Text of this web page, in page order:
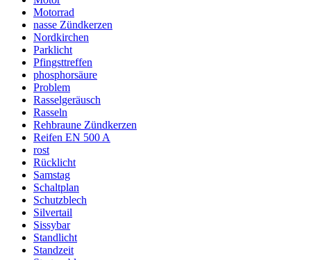
Motorrad
nasse Zündkerzen
Nordkirchen
Parklicht
Pfingsttreffen
phosphorsäure
Problem
Rasselgeräusch
Rasseln
Rehbraune Zündkerzen
Reifen EN 500 A
rost
Rücklicht
Samstag
Schaltplan
Schutzblech
Silvertail
Sissybar
Standlicht
Standzeit